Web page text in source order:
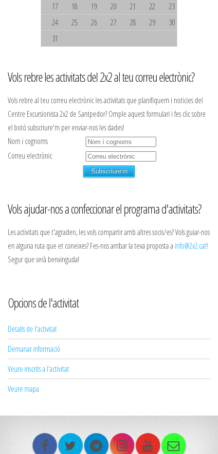
17
18 19 20 21 22
23
24
25 26 27 28 29
30
31
Vols rebre les activitats del 2x2 al teu correu electrònic?
Vols rebre al teu correu electrònic les activitats que planifiquem i noticies del
Centre Excursionista 2x2 de Santpedor? Omple aquest formulari i fes clic sobre
el botó subscriure'm per enviar-nos les dades!
Nom i cognoms
Correu electrònic
Vols ajudar-nos a confeccionar el programa d'activitats?
Les activitats que t'agraden, les vols compartir amb altres socis/es? Vols guiar-nos
en alguna ruta que et coneixes? Fes-nos arribar la teva proposta a info@2x2.cat!
Segur que serà benvinguda!
Opcions de l'activitat
Detalls de l'activitat
Demanar informació
Veure inscrits a l'activitat
Veure mapa